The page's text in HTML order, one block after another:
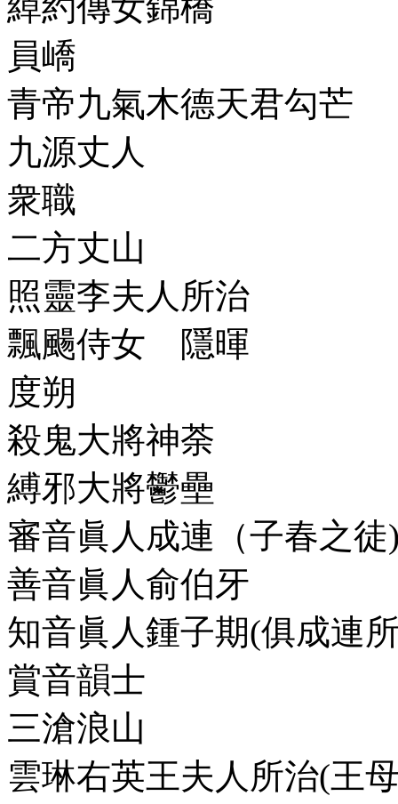
員嶠
青帝九氣木德天君勾芒
九源丈人
衆職
二方丈山
照靈李夫人所治
飄颺侍女 隱暉
度朔
殺鬼大將神荼
縛邪大將鬱壘
審音眞人成連（子春之徒
善音眞人俞伯牙
知音眞人鍾子期(俱成連
賞音韻士
三滄浪山
雲琳右英王夫人所治(王